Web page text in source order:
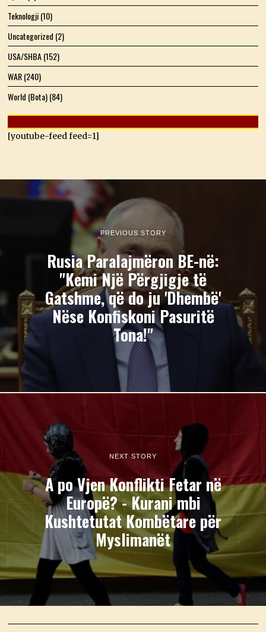
Teknologji(10)
Uncategorized (2)
USA/SHBA(152)
WAR(240)
World (Bota)(84)
[youtube-feed feed=1]
PREVIOUS STORY
Rusia Paralajmëron BE-në:
"Kemi Një Përgjigje të
Gatshme, që do ju 'Dhembë'
Nëse Konfiskoni Pasuritë
Tona!"
NEXT STORY
A po Vjen Konflikti Fetar në
Europë? - Kurani mbi
Kushtetutat Kombëtare për
Myslimanët